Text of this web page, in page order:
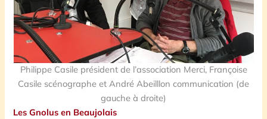
Philippe Casile président de l’association Merci, Françoise
Casile scénographe et André Abeilllon communication (de
gauche à droite)
Les Gnolus en Beaujolais